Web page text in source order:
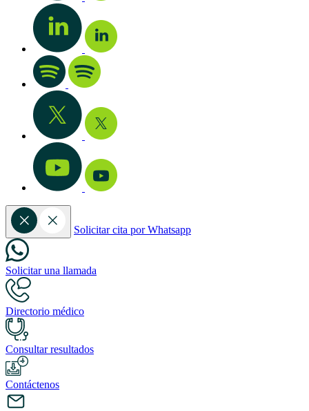
Solicitar cita por Whatsapp
Solicitar una llamada
Directorio médico
Consultar resultados
Contáctenos